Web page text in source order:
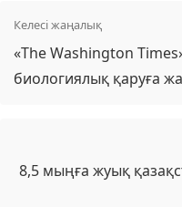
Келесі жаңалық
«The Washington
биологиялық қаруға
8,5 мыңға жуық